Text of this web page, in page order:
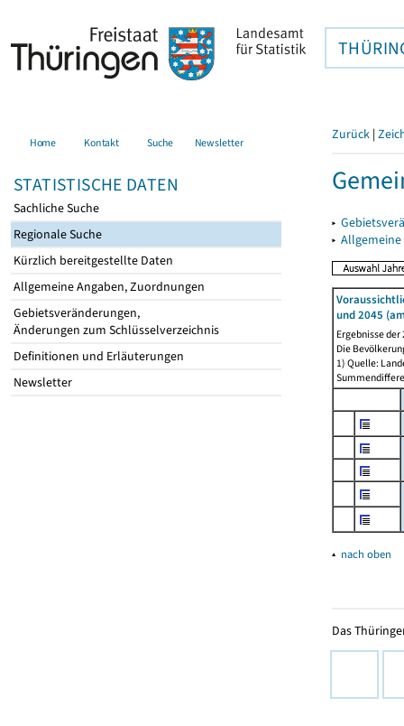
Home Kontakt Suche Newsletter
STATISTISCHE DATEN
Sachliche Suche
Regionale Suche
Kürzlich bereitgestellte Daten
Allgemeine Angaben, Zuordnungen
Gebietsveränderungen,
Änderungen zum Schlüsselverzeichnis
Definitionen und Erläuterungen
Newsletter
Zurück |
▸
▸
und 2045
Ergebnisse
Die
1) Quelle:
▴ nach oben
Das